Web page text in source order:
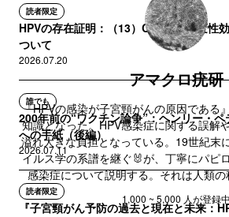
読者限定
HPVの存在証明：（13）CPE・細胞変性
ついて
2026.07.20
誰でも
200年前の“ワクチン論争”：ヘンリー・ペ
への手紙（後編）
2026.07.11
読者限定
『子宮頸がん予防の過去と現在と未来：
アマクロ疣研
『HPVの感染が子宮頸がんの原因である
知識となった。HPV感染症に関する誤解
溢れ大きな負担となっている。19世紀末
イルス学の系譜を継ぐ🐰が、丁寧にパピ
感染症について説明する。それは人類
1,000 ~ 5,000 人が登録中